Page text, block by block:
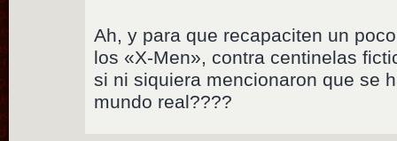
Ah, y para que recapaciten un
los «X-Men», contra centinelas
si ni siquiera mencionaron que se
mundo real????